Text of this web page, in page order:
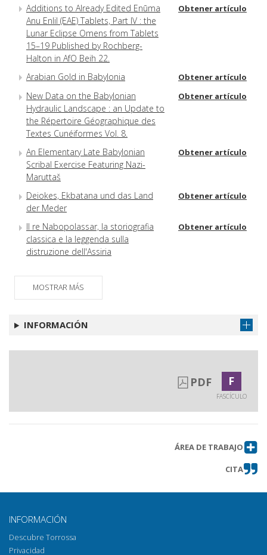
Additions to Already Edited Enūma
Anu Enlil (EAE) Tablets, Part IV : the
Lunar Eclipse Omens from Tablets
15–19 Published by Rochberg-
Halton in AfO Beih 22.
Obtener artículo
Arabian Gold in Babylonia Obtener artículo
New Data on the Babylonian
Hydraulic Landscape : an Update to
the Répertoire Géographique des
Textes Cunéiformes Vol. 8.
Obtener artículo
An Elementary Late Babylonian
Scribal Exercise Featuring Nazi-
Maruttaš
Obtener artículo
Deiokes, Ekbatana und das Land
der Meder
Obtener artículo
Il re Nabopolassar, la storiografia
classica e la leggenda sulla
distruzione dell'Assiria
Obtener artículo
MOSTRAR MÁS
INFORMACIÓN
PDF F
FASCÍCULO
ÁREA DE TRABAJO
CITA
INFORMACIÓN
Descubre Torrossa
Privacidad